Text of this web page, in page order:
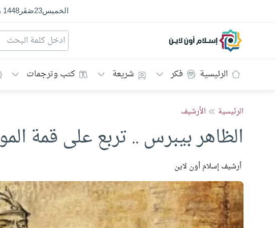
الخميس23صَفَر1448 هـ
إسلام أون لاين
الرئيسية فكر شريعة كتب وترجمات
الرئيسية الأرشيف
الظاهر بيبرس .. تربع على قمة
أرشيف إسلام أون لاين